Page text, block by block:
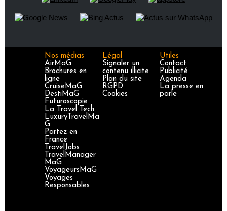
Nos médias
AirMaG
Brochures en
ligne
CruiseMaG
DestiMaG
Futuroscopie
La Travel Tech
LuxuryTravelMa
G
Partez en
France
TravelJobs
TravelManager
MaG
VoyageursMaG
Voyages
Responsables
Légal
Signaler un
contenu illicite
Plan du site
RGPD
Cookies
Utiles
Contact
Publicité
Agenda
La presse en
parle